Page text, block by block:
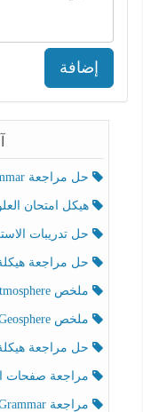
إضافة
حل مراجعة Grammar اللغة الإنجليزية الصف الخامس الفصل الثالث
هيكل امتحان العلوم
حل تدريبات الاستعداد
حل مراجعة هيكلة امتحان
ملخص Effect of Atmosphere حسب الهيكل الوزاري العلوم المتكاملة الصف الخامس انسبير الفصل الثالث
ملخص Effect of Geosphere حسب الهيكل الوزاري العلوم المتكاملة الصف الخامس انسبير الفصل الثالث
حل مراجعة هيكلة
مراجعة صفحات الهيكل
مراجعة Review Grammar حسب الهيكل اللغة الإنجليزية الصف الخامس الفصل الثالث